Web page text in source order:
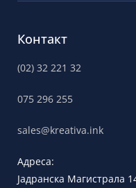
Контакт
(02) 32 221 32
075 296 255
sales@kreativa.ink
Адреса:
Јадранска Магистрала